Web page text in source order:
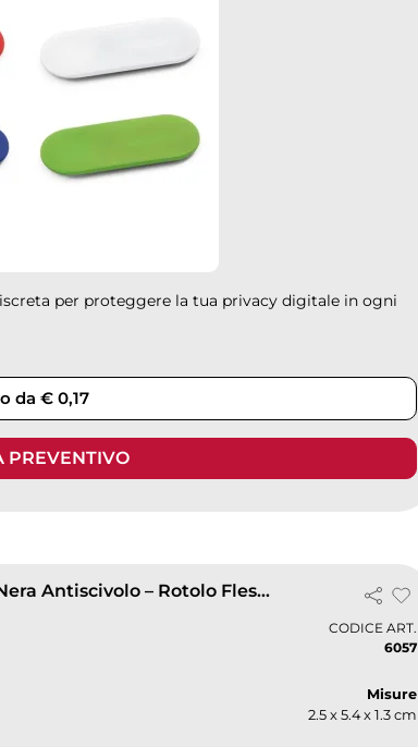
per proteggere la tua privacy digitale in ogni
da € 0,17
PREVENTIVO
Gomma Dekot Nera Antiscivolo – Rotolo Flessibile Alta Qualità
CODICE ART.
6057
Misure
2.5 x 5.4 x 1.3 cm